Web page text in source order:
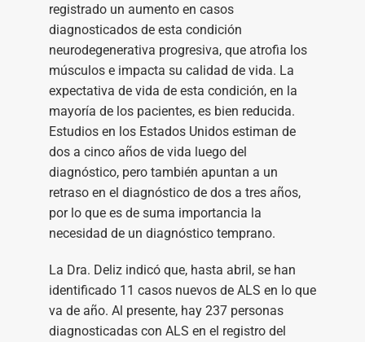
registrado un aumento en casos
diagnosticados de esta condición
neurodegenerativa progresiva, que atrofia los
músculos e impacta su calidad de vida. La
expectativa de vida de esta condición, en la
mayoría de los pacientes, es bien reducida.
Estudios en los Estados Unidos estiman de
dos a cinco años de vida luego del
diagnóstico, pero también apuntan a un
retraso en el diagnóstico de dos a tres años,
por lo que es de suma importancia la
necesidad de un diagnóstico temprano.
La Dra. Deliz indicó que, hasta abril, se han
identificado 11 casos nuevos de ALS en lo que
va de año. Al presente, hay 237 personas
diagnosticadas con ALS en el registro del